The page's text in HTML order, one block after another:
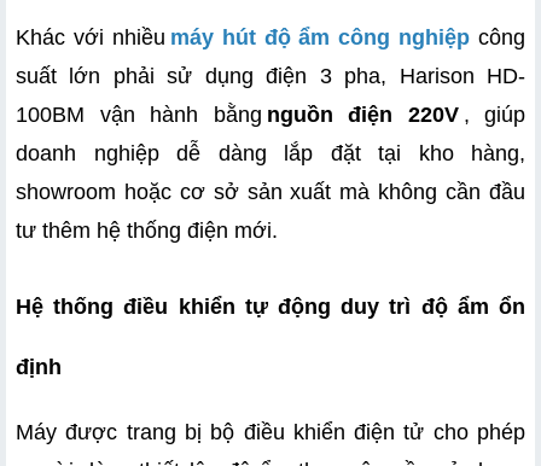
Khác với nhiều máy hút độ ẩm công nghiệp công
suất lớn phải sử dụng điện 3 pha, Harison HD-
100BM vận hành bằng nguồn điện 220V , giúp
doanh nghiệp dễ dàng lắp đặt tại kho hàng,
showroom hoặc cơ sở sản xuất mà không cần đầu
tư thêm hệ thống điện mới.
Hệ thống điều khiển tự động duy trì độ ẩm ổn
định
Máy được trang bị bộ điều khiển điện tử cho phép